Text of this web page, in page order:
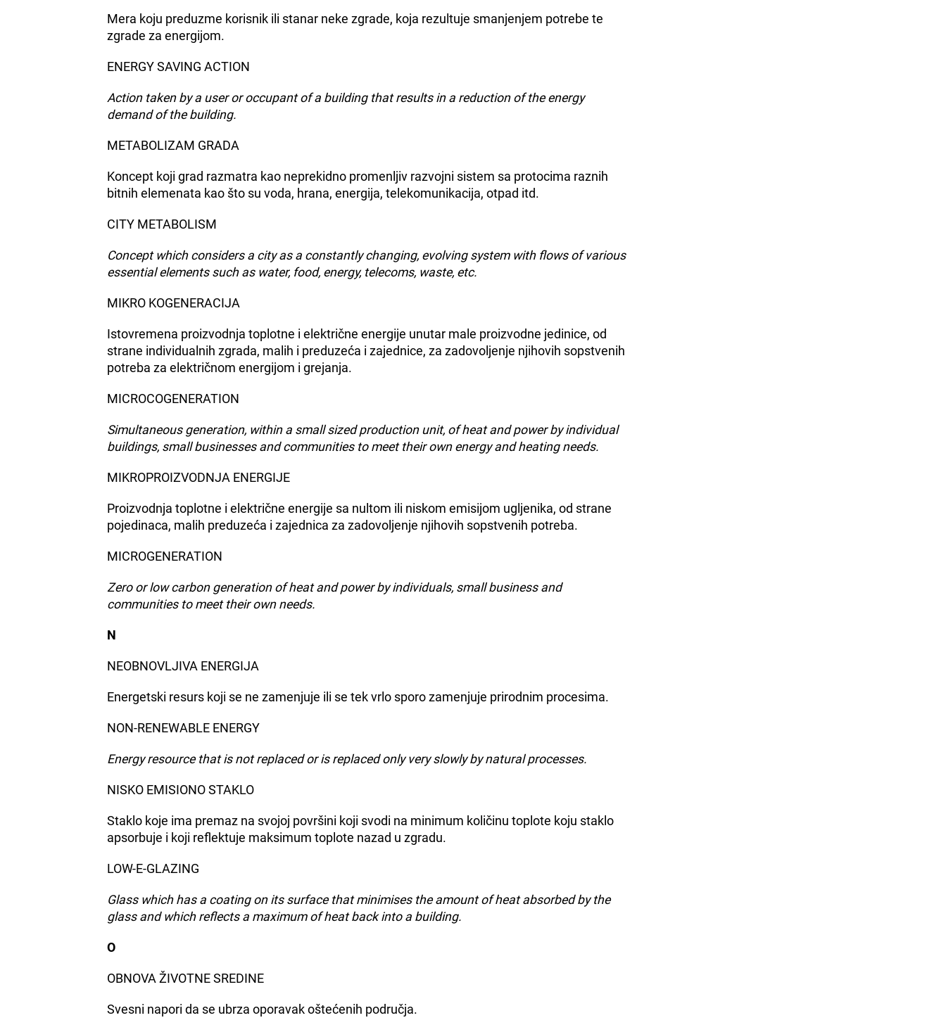
Mera koju preduzme korisnik ili stanar neke zgrade, koja rezultuje smanjenjem potrebe te
zgrade za energijom.
ENERGY SAVING ACTION
Action taken by a user or occupant of a building that results in a reduction of the energy
demand of the building.
METABOLIZAM GRADA
Koncept koji grad razmatra kao neprekidno promenljiv razvojni sistem sa protocima raznih
bitnih elemenata kao što su voda, hrana, energija, telekomunikacija, otpad itd.
CITY METABOLISM
Concept which considers a city as a constantly changing, evolving system with flows of various
essential elements such as water, food, energy, telecoms, waste, etc.
MIKRO KOGENERACIJA
Istovremena proizvodnja toplotne i električne energije unutar male proizvodne jedinice, od
strane individualnih zgrada, malih i preduzeća i zajednice, za zadovoljenje njihovih sopstvenih
potreba za električnom energijom i grejanja.
MICROCOGENERATION
Simultaneous generation, within a small sized production unit, of heat and power by individual
buildings, small businesses and communities to meet their own energy and heating needs.
MIKROPROIZVODNJA ENERGIJE
Proizvodnja toplotne i električne energije sa nultom ili niskom emisijom ugljenika, od strane
pojedinaca, malih preduzeća i zajednica za zadovoljenje njihovih sopstvenih potreba.
MICROGENERATION
Zero or low carbon generation of heat and power by individuals, small business and
communities to meet their own needs.
N
NEOBNOVLJIVA ENERGIJA
Energetski resurs koji se ne zamenjuje ili se tek vrlo sporo zamenjuje prirodnim procesima.
NON-RENEWABLE ENERGY
Energy resource that is not replaced or is replaced only very slowly by natural processes.
NISKO EMISIONO STAKLO
Staklo koje ima premaz na svojoj površini koji svodi na minimum količinu toplote koju staklo
apsorbuje i koji reflektuje maksimum toplote nazad u zgradu.
LOW-E-GLAZING
Glass which has a coating on its surface that minimises the amount of heat absorbed by the
glass and which reflects a maximum of heat back into a building.
O
OBNOVA ŽIVOTNE SREDINE
Svesni napori da se ubrza oporavak oštećenih područja.